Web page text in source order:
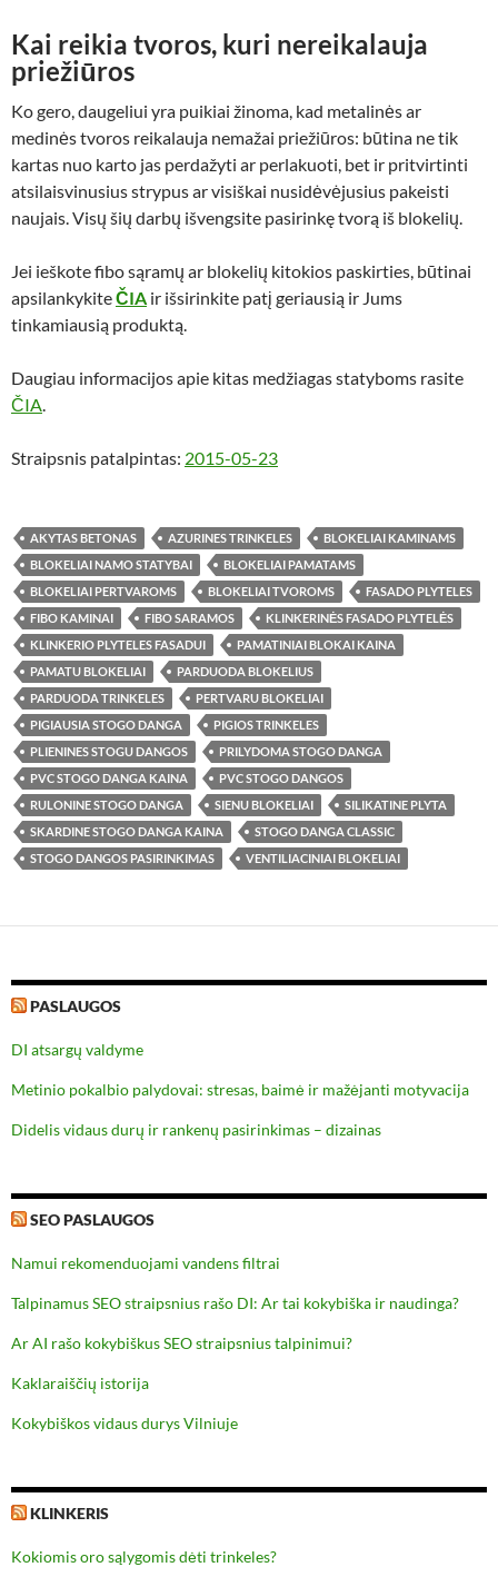
Kai reikia tvoros, kuri nereikalauja
priežiūros
Ko gero, daugeliui yra puikiai žinoma, kad metalinės ar
medinės tvoros reikalauja nemažai priežiūros: būtina ne tik
kartas nuo karto jas perdažyti ar perlakuoti, bet ir pritvirtinti
atsilaisvinusius strypus ar visiškai nusidėvėjusius pakeisti
naujais. Visų šių darbų išvengsite pasirinkę tvorą iš blokelių.
Jei ieškote fibo sąramų ar blokelių kitokios paskirties, būtinai
apsilankykiteČIA ir išsirinkite patį geriausią ir Jums
tinkamiausią produktą.
Daugiau informacijos apie kitas medžiagas statyboms rasite
ČIA.
Straipsnis patalpintas: 2015-05-23
AKYTAS BETONAS AZURINES TRINKELES
BLOKELIAI KAMINAMS
BLOKELIAI NAMO STATYBAI
BLOKELIAI PAMATAMS
BLOKELIAI PERTVAROMS
BLOKELIAI TVOROMS
FASADO PLYTELES
FIBO KAMINAI
FIBO SARAMOS
KLINKERINĖS FASADO PLYTELĖS
KLINKERIO PLYTELES FASADUI
PAMATINIAI BLOKAI KAINA
PAMATU BLOKELIAI
PARDUODA BLOKELIUS
PARDUODA TRINKELES
PERTVARU BLOKELIAI
PIGIAUSIA STOGO DANGA
PIGIOS TRINKELES
PLIENINES STOGU DANGOS
PRILYDOMA STOGO DANGA
PVC STOGO DANGA KAINA
PVC STOGO DANGOS
RULONINE STOGO DANGA
SIENU BLOKELIAI
SILIKATINE PLYTA
SKARDINE STOGO DANGA KAINA
STOGO DANGA CLASSIC
STOGO DANGOS PASIRINKIMAS
VENTILIACINIAI BLOKELIAI
PASLAUGOS
DI atsargų valdyme
Metinio pokalbio palydovai: stresas, baimė ir mažėjanti motyvacija
Didelis vidaus durų ir rankenų pasirinkimas – dizainas
SEO PASLAUGOS
Namui rekomenduojami vandens filtrai
Talpinamus SEO straipsnius rašo DI: Ar tai kokybiška ir naudinga?
Ar AI rašo kokybiškus SEO straipsnius talpinimui?
Kaklaraiščių istorija
Kokybiškos vidaus durys Vilniuje
KLINKERIS
Kokiomis oro sąlygomis dėti trinkeles?